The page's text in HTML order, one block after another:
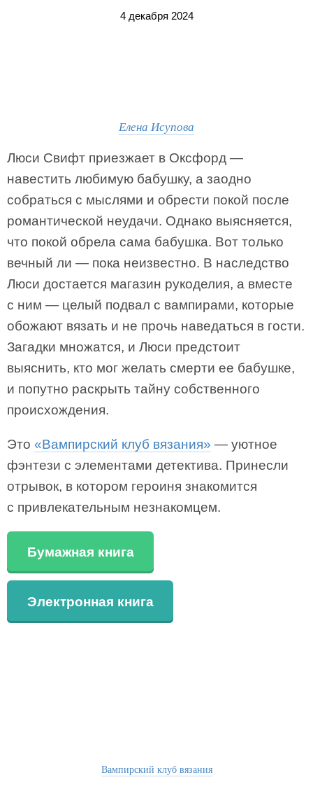
4 декабря 2024
Елена Исупова
Люси Свифт приезжает в Оксфорд —
навестить любимую бабушку, а заодно
собраться с мыслями и обрести покой после
романтической неудачи. Однако выясняется,
что покой обрела сама бабушка. Вот только
вечный ли — пока неизвестно. В наследство
Люси достается магазин рукоделия, а вместе
с ним — целый подвал с вампирами, которые
обожают вязать и не прочь наведаться в гости.
Загадки множатся, и Люси предстоит
выяснить, кто мог желать смерти ее бабушке,
и попутно раскрыть тайну собственного
происхождения.
Это «Вампирский клуб вязания» — уютное
фэнтези с элементами детектива. Принесли
отрывок, в котором героиня знакомится
с привлекательным незнакомцем.
Бумажная книга
Электронная книга
Вампирский клуб вязания